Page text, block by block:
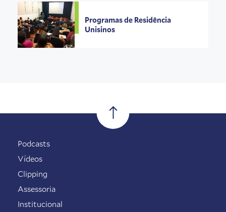
Programas de Residência
Unisinos
Podcasts
Vídeos
Clipping
Assessoria
Institucional